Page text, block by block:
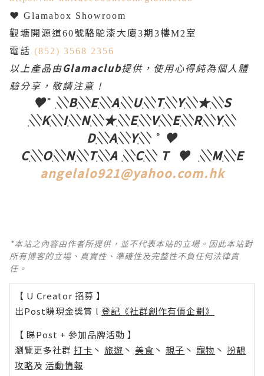
❤ Glamabox Showroom
觀塘開源道60號駱駝漆大廈3期3樓M2 室
電話 (852) 3568 2356
以上產品由Glamaclub提供，使用心得純為個人體
驗分享，敬請注意 !
♥˚ ░B░E░A░U░T░Y░★░S
░K░I░N░★░E░V░E░R░Y░
D░A░Y░ ˚ ♥
C░O░N░T░A ░C░ T ♥ ░M░E
angelalo921@yahoo.com.hk
*本站之內容由作者所提供，並不代表本站的立場。因此本站對
所有博客的立場、真實性、準確性及完整性不負任何法律責
任。
【 U Creator 招募 】
出Post賺現金獎賞 l 登記《社群創作有價企劃》
【 睇Post + 參加品牌活動 】
瀏覽更多社群 打卡 丶 旅遊 丶 美食 丶 親子 丶 寵物 丶 扮靚
攻略及 活動情報